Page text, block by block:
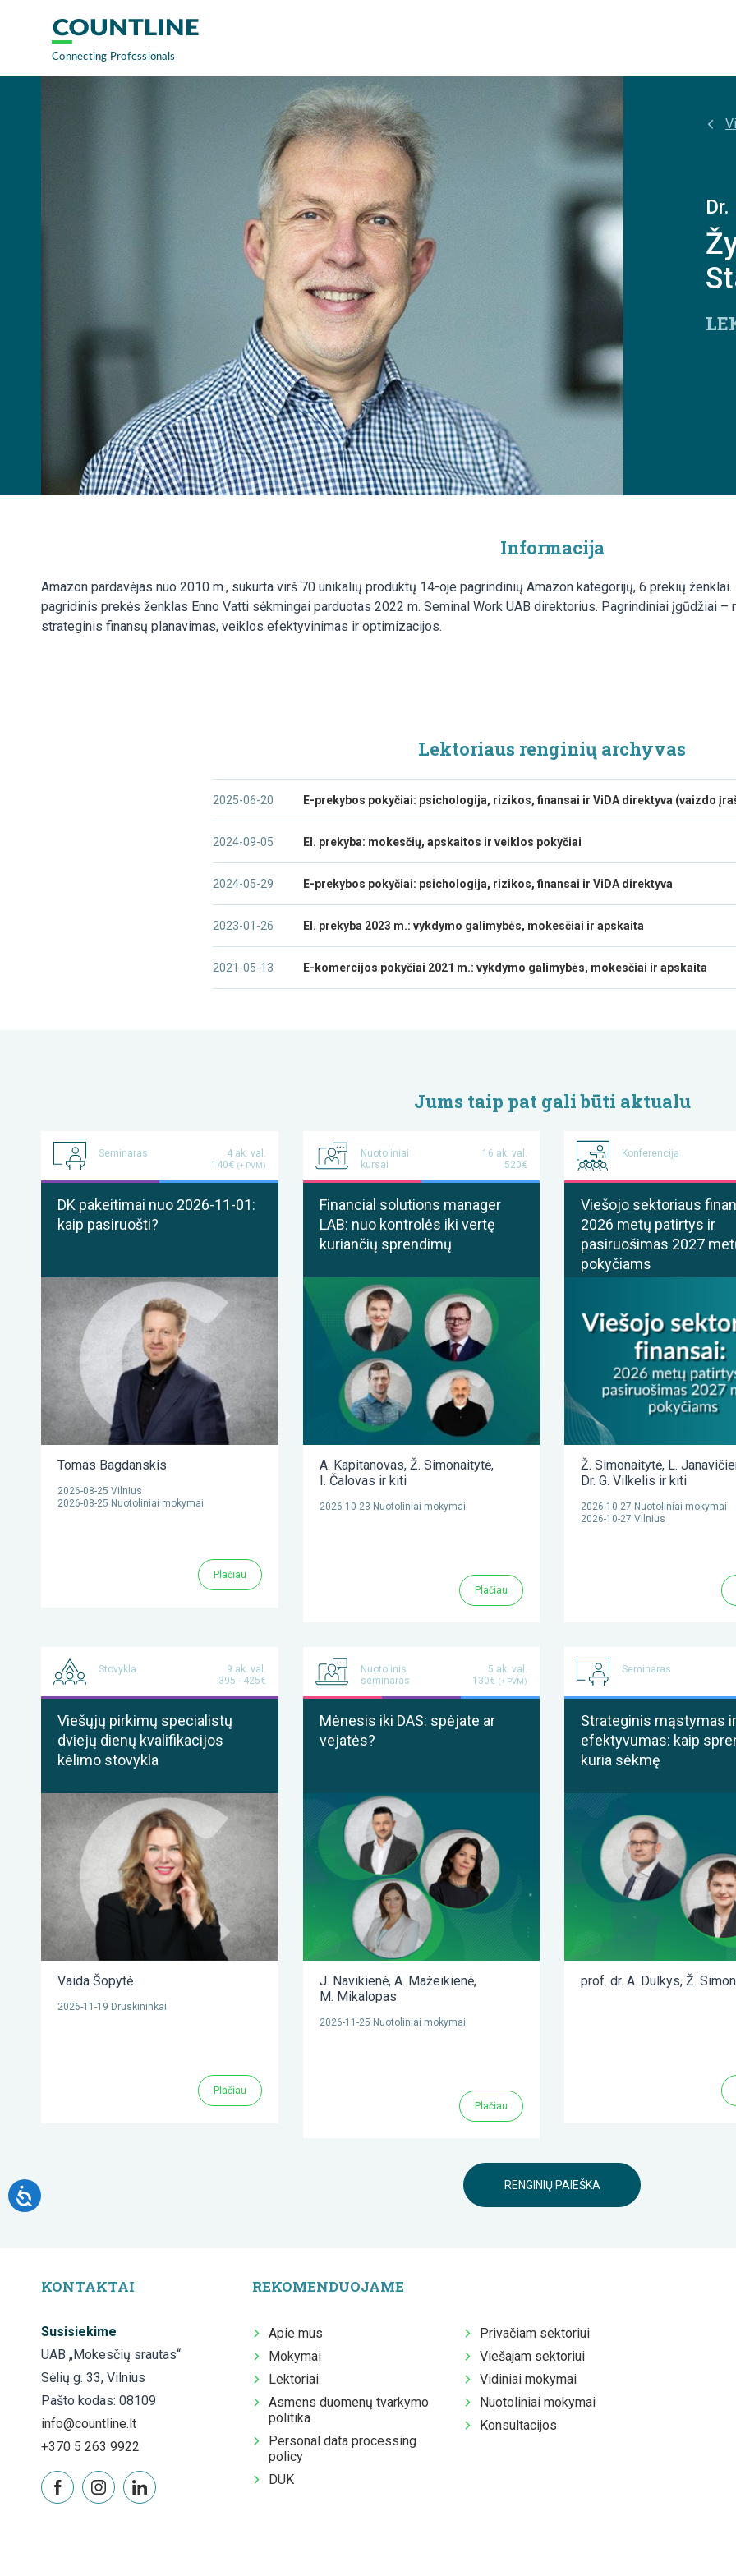
Dr.
Informacija
Amazon pardavėjas nuo 2010 m., sukurta virš 70 unikalių produktų 14-oje pagrindinių Amazon kategorijų, 6 prekių
pagridinis prekės ženklas Enno Vatti sėkmingai parduotas 2022 m. Seminal Work UAB direktorius. Pagrindiniai įgūdžiai
strateginis finansų planavimas, veiklos efektyvinimas ir optimizacijos.
Lektoriaus renginių archyvas
2025-06-20 E-prekybos pokyčiai: psichologija, rizikos, finansai ir ViDA direktyva (vaizdo
2024-09-05 El. prekyba: mokesčių, apskaitos ir veiklos pokyčiai
2024-05-29 E-prekybos pokyčiai: psichologija, rizikos, finansai ir ViDA direktyva
2023-01-26 El. prekyba 2023 m.: vykdymo galimybės, mokesčiai ir apskaita
2021-05-13 E-komercijos pokyčiai 2021 m.: vykdymo galimybės, mokesčiai ir apskaita
Jums taip pat gali būti aktualu
Seminaras
4 ak. val.
140€ (+ PVM)
DK pakeitimai nuo 2026-11-01:
kaip pasiruošti?
Tomas Bagdanskis
2026-08-25 Vilnius
2026-08-25 Nuotoliniai mokymai
Plačiau
Nuotoliniai
kursai
16 ak. val.
520€
Financial solutions manager
LAB: nuo kontrolės iki vertę
kuriančių sprendimų
A. Kapitanovas, Ž. Simonaitytė,
I. Čalovas ir kiti
2026-10-23 Nuotoliniai mokymai
Plačiau
Konferencija
Viešojo sektoriaus
2026 metų patirtys ir
pasiruošimas 2027
pokyčiams
Ž. Simonaitytė, L.
Dr. G. Vilkelis ir kiti
2026-10-27 Nuotoliniai mokymai
2026-10-27 Vilnius
Stovykla
9 ak. val.
395 - 425€
Viešųjų pirkimų specialistų
dviejų dienų kvalifikacijos
kėlimo stovykla
Vaida Šopytė
2026-11-19 Druskininkai
Plačiau
Nuotolinis
seminaras
5 ak. val.
130€ (+ PVM)
Mėnesis iki DAS: spėjate ar
vejatės?
J. Navikienė, A. Mažeikienė,
M. Mikalopas
2026-11-25 Nuotoliniai mokymai
Plačiau
Seminaras
Strateginis mąstymas ir
efektyvumas: kaip
kuria sėkmę
prof. dr. A. Dulkys, Ž.
RENGINIŲ PAIEŠKA
KONTAKTAI
Susisiekime
UAB „Mokesčių srautas“
Sėlių g. 33, Vilnius
Pašto kodas: 08109
info@countline.lt
+370 5 263 9922
REKOMENDUOJAME
Apie mus
Mokymai
Lektoriai
Asmens duomenų tvarkymo
politika
Personal data processing
policy
DUK
Privačiam sektoriui
Viešajam sektoriui
Vidiniai mokymai
Nuotoliniai mokymai
Konsultacijos